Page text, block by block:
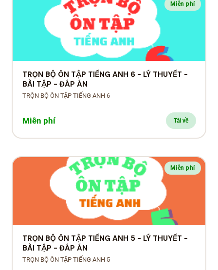
Miễn phí
TRỌN BỘ ÔN TẬP TIẾNG ANH 6 - LÝ THUYẾT -
BÀI TẬP - ĐÁP ÁN
TRỘN BỘ ÔN TẬP TIẾNG ANH 6
Miễn phí Tải về
Miễn phí
TRỌN BỘ ÔN TẬP TIẾNG ANH 5 - LÝ THUYẾT -
BÀI TẬP - ĐÁP ÁN
TRỌN BỘ ÔN TẬP TIẾNG ANH 5